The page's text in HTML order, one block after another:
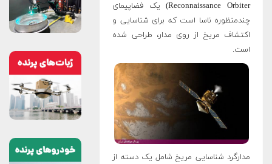
Reconnaissance Orbiter) یک فضاپیمای
چندمنظوره ناسا است که برای شناسایی و
اکتشاف مریخ از روی مدار، طراحی شده‌
است.
مدارگرد شناسایی مریخ شامل یک دسته از